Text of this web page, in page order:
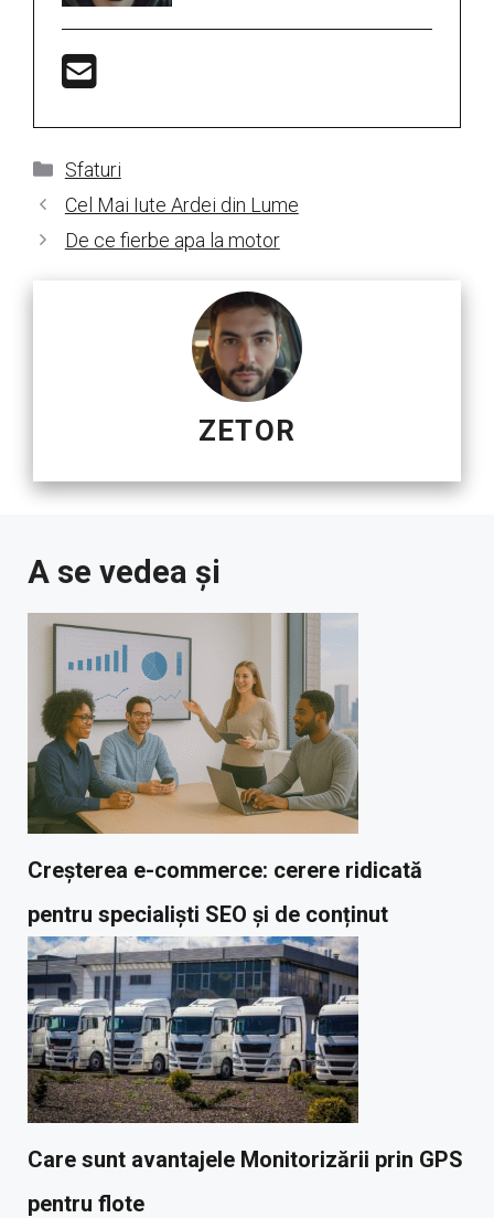
Categorii
Sfaturi
Cel Mai Iute Ardei din Lume
De ce fierbe apa la motor
ZETOR
A se vedea și
Creșterea e-commerce: cerere ridicată
pentru specialiști SEO și de conținut
Care sunt avantajele Monitorizării prin GPS
pentru flote